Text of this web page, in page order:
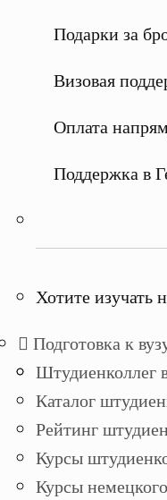
Подарки за
Визовая
Оплата
Поддержка в
Хотите изучать
Подготовка к
Штудиенколлег
Каталог
Рейтинг
Курсы
Курсы